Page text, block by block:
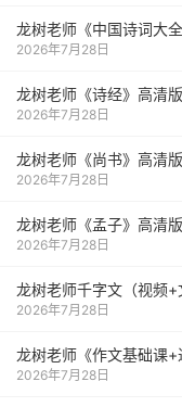
龙树老师《中国诗词大
2026年7月28日
龙树老师《诗经》高清版
2026年7月28日
龙树老师《尚书》高清版
2026年7月28日
龙树老师《孟子》高清版
2026年7月28日
龙树老师千字文（视频+
2026年7月28日
龙树老师《作文基础课+
2026年7月28日